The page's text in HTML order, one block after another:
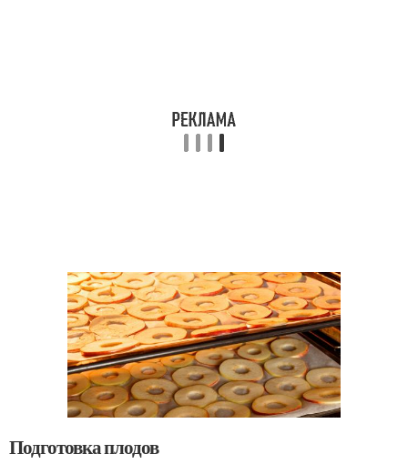
Подготовка плодов